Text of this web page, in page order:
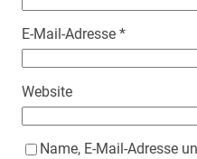
E-Mail-Adresse *
Website
Name, E-Mail-Adresse